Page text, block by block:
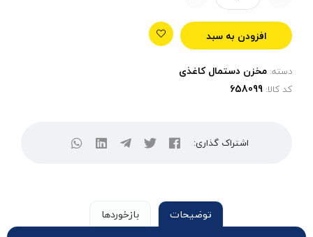
افزودن به سبد
دسته: مخزن دستمال کاغذی
کد کالا:
اشتراک گذاری:
توضیحات بازخوردها